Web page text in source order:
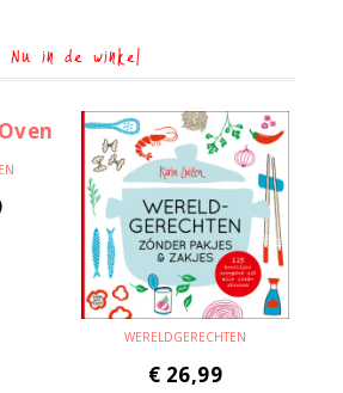
Nu in de winkel
WERELDGERECHTEN
€ 26,99